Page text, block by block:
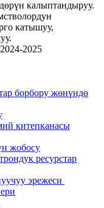
калыптандыруу.
катышуу,
2025
борбору жөнүндө
китепканасы
жобосу
ресурстар
эрежеси